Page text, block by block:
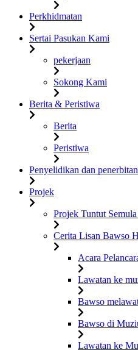
Perkhidmatan
Sertai Pasukan Kami
pekerjaan
Sokong Kami
Berita & Peristiwa
Berita
Peristiwa
Penyelidikan dan penerbitan
Projek
Projek Tuntut
Cerita Lisan Bawso
Acara
Lawatan ke
Bawso
Bawso di
Lawatan ke